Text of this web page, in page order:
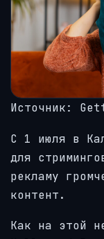
Источник:
С 1 июля в
для
рекламу
контент.
Как на этой